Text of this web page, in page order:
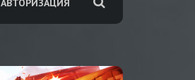
АВТОРИЗАЦИЯ